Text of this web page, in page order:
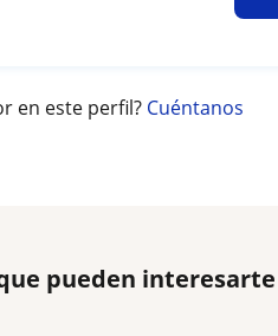
en este perfil? Cuéntanos
pueden interesarte